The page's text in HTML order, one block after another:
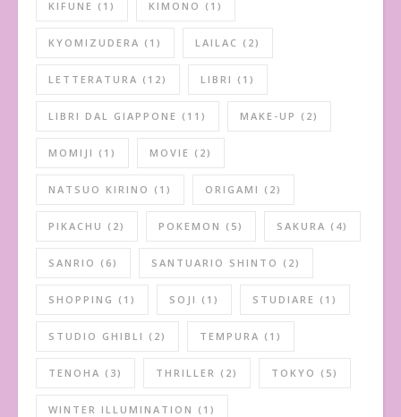
KIFUNE (1) KIMONO (1)
KYOMIZUDERA (1) LAILAC (2)
LETTERATURA (12) LIBRI (1)
LIBRI DAL GIAPPONE (11) MAKE-UP (2)
MOMIJI (1) MOVIE (2)
NATSUO KIRINO (1) ORIGAMI (2)
PIKACHU (2) POKEMON (5) SAKURA (4)
SANRIO (6) SANTUARIO SHINTO (2)
SHOPPING (1) SOJI (1) STUDIARE (1)
STUDIO GHIBLI (2) TEMPURA (1)
TENOHA (3) THRILLER (2) TOKYO (5)
WINTER ILLUMINATION (1)